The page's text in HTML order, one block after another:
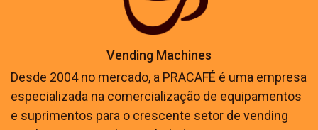
Vending Machines
Desde 2004 no mercado, a PRACAFÉ é uma empresa
especializada na comercialização de equipamentos
e suprimentos para o crescente setor de vending